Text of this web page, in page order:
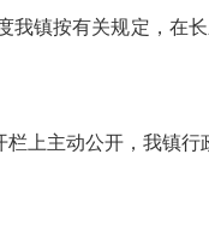
镇按有关规定，在
上主动公开，我镇行